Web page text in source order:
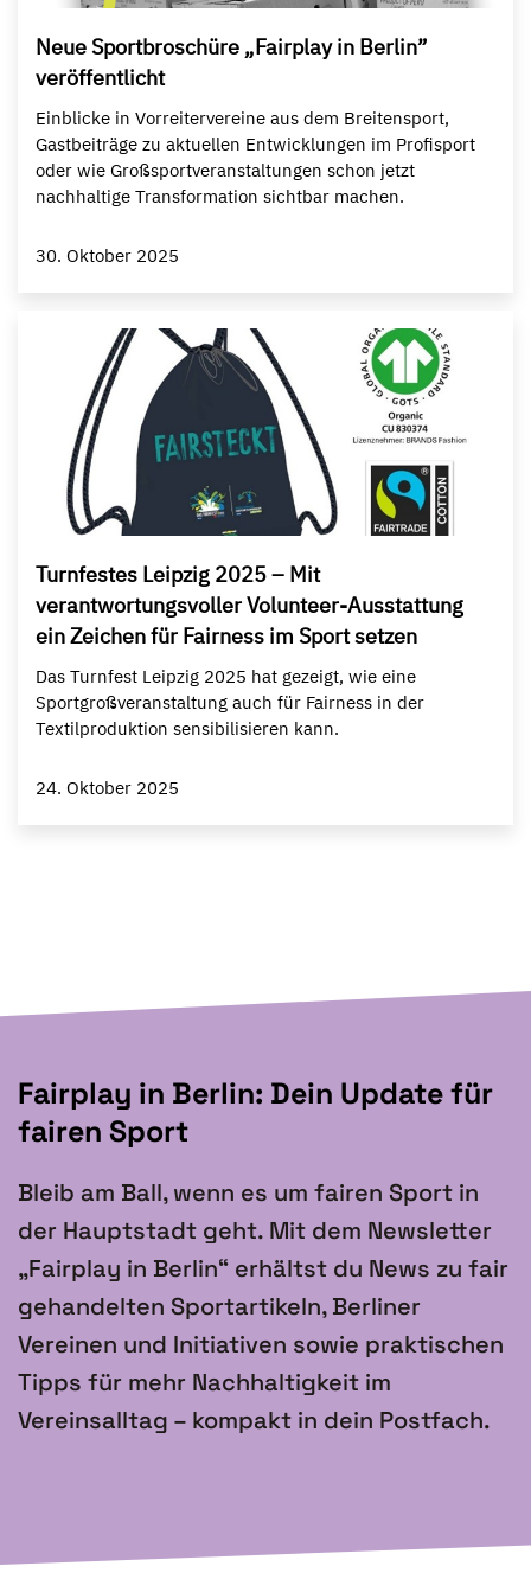
Neue Sportbroschüre „Fairplay in Berlin”
veröffentlicht
Einblicke in Vorreitervereine aus dem Breitensport,
Gastbeiträge zu aktuellen Entwicklungen im Profisport
oder wie Großsportveranstaltungen schon jetzt
nachhaltige Transformation sichtbar machen.
30. Oktober 2025
Turnfestes Leipzig 2025 – Mit
verantwortungsvoller Volunteer-Ausstattung
ein Zeichen für Fairness im Sport setzen
Das Turnfest Leipzig 2025 hat gezeigt, wie eine
Sportgroßveranstaltung auch für Fairness in der
Textilproduktion sensibilisieren kann.
24. Oktober 2025
Fairplay in Berlin: Dein Update für
fairen Sport
Bleib am Ball, wenn es um fairen Sport in
der Hauptstadt geht. Mit dem Newsletter
„Fairplay in Berlin“ erhältst du News zu fair
gehandelten Sportartikeln, Berliner
Vereinen und Initiativen sowie praktischen
Tipps für mehr Nachhaltigkeit im
Vereinsalltag – kompakt in dein Postfach.